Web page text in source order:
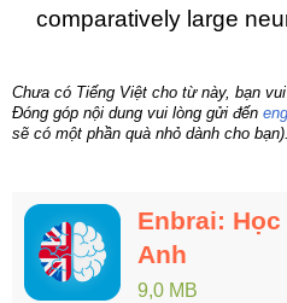
comparatively large
Chưa có Tiếng Việt cho từ này, bạn
Đóng góp nội dung vui lòng gửi đến
sẽ có một phần quà nhỏ dành cho bạn).
Enbrai:
Anh
9,0 MB